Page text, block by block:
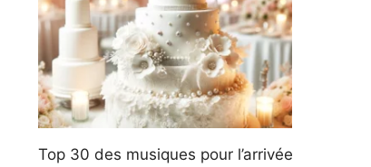
Top 30 des musiques pour l’arrivée